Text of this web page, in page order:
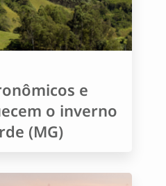
e
o inverno
(MG)